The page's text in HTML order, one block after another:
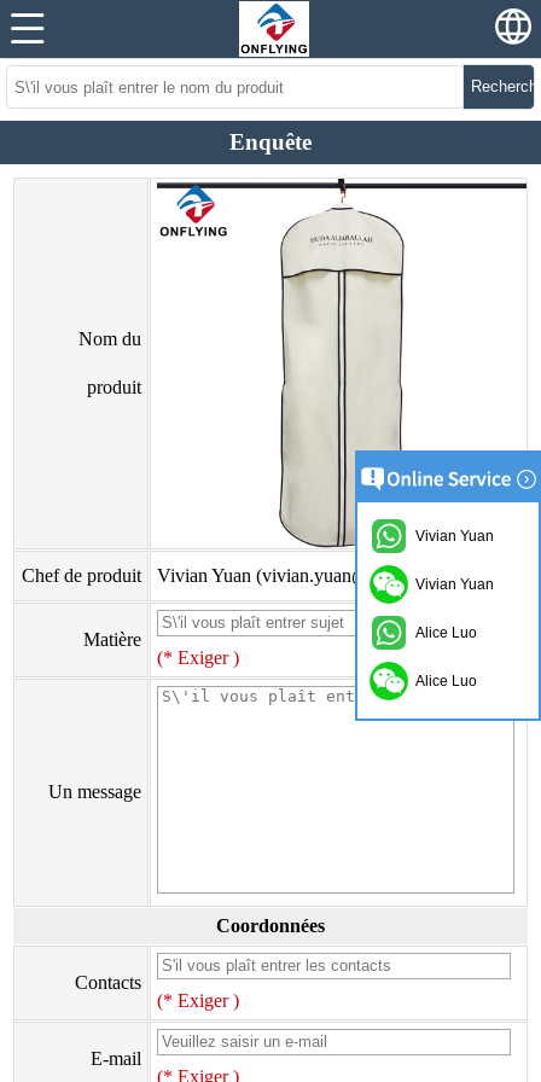
Enquête
Nom du
produit
Chef de produit Vivian Yuan (vivian.yuan@onflyingcn.com)
Matière
(* Exiger )
Un message
Coordonnées
Contacts
(* Exiger )
E-mail
(* Exiger )
Vivian Yuan
Vivian Yuan
Alice Luo
Alice Luo